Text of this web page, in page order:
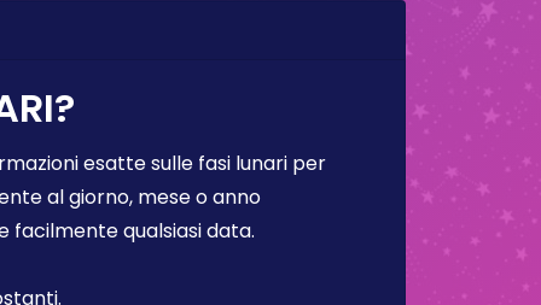
esatte sulle fasi lunari per
al giorno, mese o anno
qualsiasi data.